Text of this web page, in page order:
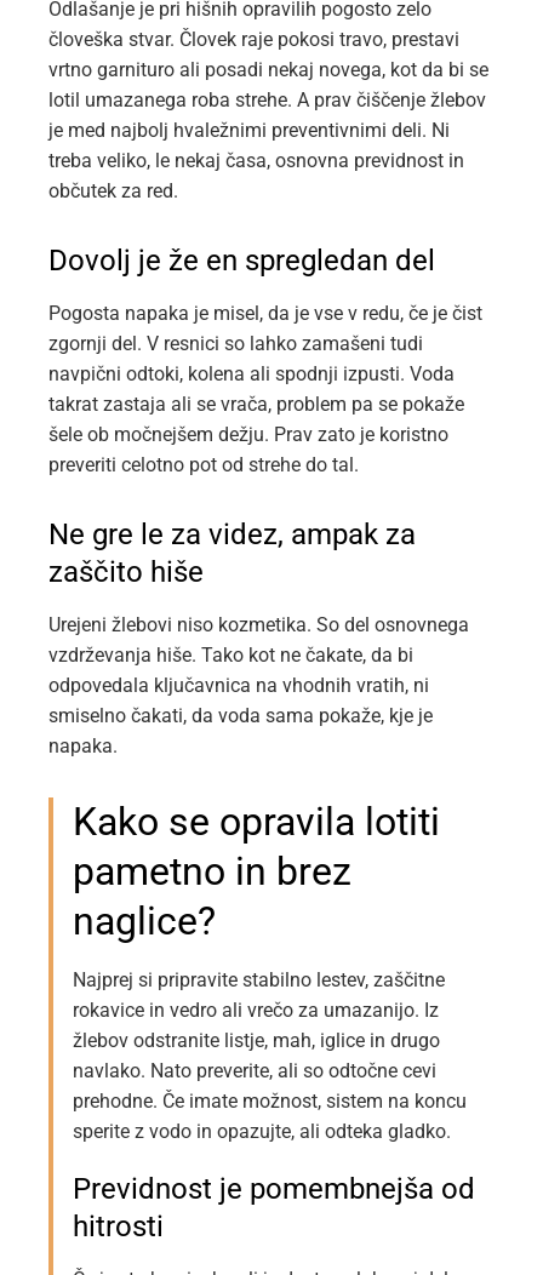
Odlašanje je pri hišnih opravilih pogosto zelo
človeška stvar. Človek raje pokosi travo, prestavi
vrtno garnituro ali posadi nekaj novega, kot da bi se
lotil umazanega roba strehe. A prav čiščenje žlebov
je med najbolj hvaležnimi preventivnimi deli. Ni
treba veliko, le nekaj časa, osnovna previdnost in
občutek za red.
Dovolj je že en spregledan del
Pogosta napaka je misel, da je vse v redu, če je čist
zgornji del. V resnici so lahko zamašeni tudi
navpični odtoki, kolena ali spodnji izpusti. Voda
takrat zastaja ali se vrača, problem pa se pokaže
šele ob močnejšem dežju. Prav zato je koristno
preveriti celotno pot od strehe do tal.
Ne gre le za videz, ampak za
zaščito hiše
Urejeni žlebovi niso kozmetika. So del osnovnega
vzdrževanja hiše. Tako kot ne čakate, da bi
odpovedala ključavnica na vhodnih vratih, ni
smiselno čakati, da voda sama pokaže, kje je
napaka.
Kako se opravila lotiti
pametno in brez
naglice?
Najprej si pripravite stabilno lestev, zaščitne
rokavice in vedro ali vrečo za umazanijo. Iz
žlebov odstranite listje, mah, iglice in drugo
navlako. Nato preverite, ali so odtočne cevi
prehodne. Če imate možnost, sistem na koncu
sperite z vodo in opazujte, ali odteka gladko.
Previdnost je pomembnejša od
hitrosti